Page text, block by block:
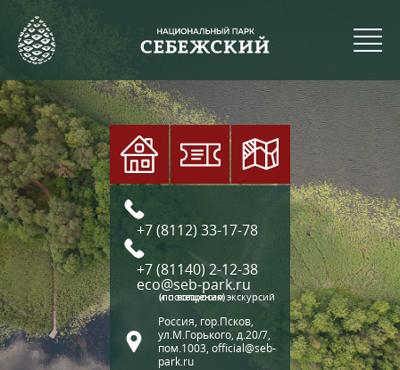
+7 (8112) 33-17-78
+7 (81140) 2-12-38
eco@seb-park.ru
(по вопросам экскурсий и посещения)
Россия, гор.Псков,
ул.М.Горького, д.20/7,
пом.1003, official@seb-
park.ru